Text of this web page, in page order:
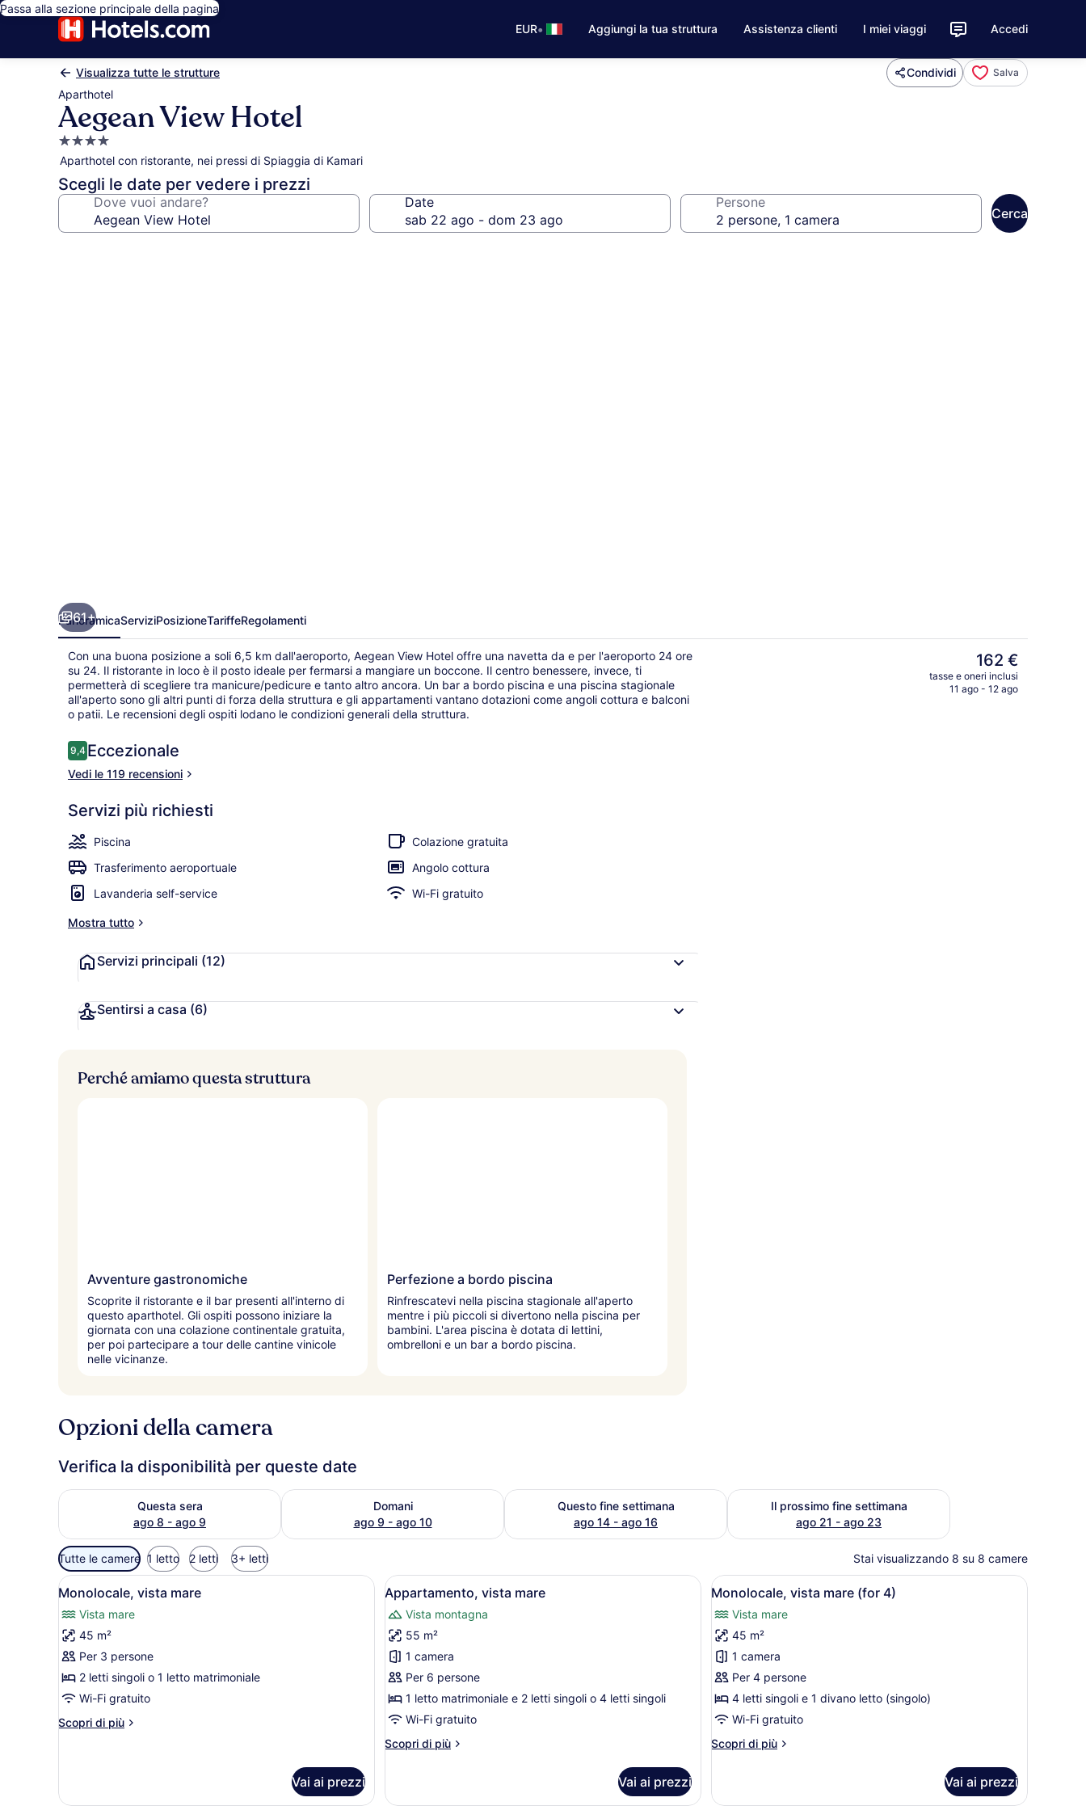
Passa alla sezione principale della pagina
EUR• Aggiungi la tua struttura Assistenza clienti I miei viaggi Accedi
Visualizza tutte le strutture Condividi Salva
Aparthotel
Aegean View Hotel
Struttura
a
4.0
stelle
Aparthotel con ristorante, nei pressi di Spiaggia di Kamari
Scegli le date per vedere i prezzi
Dove vuoi andare? Date Persone
Cerca
TV LCD Biancheria in cotone egiziano,
61+
PanoramicaServiziPosizioneTariffeRegolamenti
Con una buona posizione a soli 6,5 km dall'aeroporto, Aegean View Hotel offre una navetta da e per l'aeroporto 24 ore
su 24. Il ristorante in loco è il posto ideale per fermarsi a mangiare un boccone. Il centro benessere, invece, ti
permetterà di scegliere tra manicure/pedicure e tanto altro ancora. Un bar a bordo piscina e una piscina stagionale
all'aperto sono gli altri punti di forza della struttura e gli appartamenti vantano dotazioni come angoli cottura e balconi
o patii. Le recensioni degli ospiti lodano le condizioni generali della struttura.
Recensioni
9,49,4 su 10
Eccezionale
Vedi le 119 recensioni
Servizi più richiesti
Piscina
Colazione gratuita
Trasferimento aeroportuale
Angolo cottura
Lavanderia self-service
Wi-Fi gratuito
Mostra tutto
Servizi principali (12)
Sentirsi a casa (6)
Il
prezzo
attuale
162 €
tasse e oneri inclusi
11 ago - 12 ago
Perché amiamo questa struttura
Avventure gastronomiche
Scoprite il ristorante e il bar presenti all'interno di
questo aparthotel. Gli ospiti possono iniziare la
giornata con una colazione continentale gratuita,
per poi partecipare a tour delle cantine vinicole
nelle vicinanze.
Perfezione a bordo piscina
Rinfrescatevi nella piscina stagionale all'aperto
mentre i più piccoli si divertono nella piscina per
bambini. L'area piscina è dotata di lettini,
ombrelloni e un bar a bordo piscina.
Opzioni della camera
Verifica la disponibilità per queste date
Questa sera
ago 8 - ago 9
Verifica la disponibilità per questa sera, ago 8 - ago 9
Domani
ago 9 - ago 10
Verifica la disponibilità per domani, ago 9 - ago 10
Questo fine settimana
ago 14 - ago 16
Verifica la disponibilità per questo fine settimana, ago 14 - ago 16
Il prossimo fine settimana
ago 21 - ago 23
Verifica la disponibilità per il prossimo fine settimana,
Filtri
disponibili
per
le
camere
Tutte le camere 1 letto 2 letti 3+ letti Stai visualizzando 8 su 8 camere
Apri
tutte
le
foto
per
Monolocale,
vista
mare
Una camera da letto con un letto a baldacchino, un comodino con una lampada, una televisione e una piccola scrivania con una sedia.
11
Monolocale, vista mare
Vista mare
45 m²
Per 3 persone
2 letti singoli o 1 letto matrimoniale
Wi-Fi gratuito
Scopri di più
Altri
mare
Vai ai prezzi
Apri
tutte
le
foto
per
Appartamento,
vista
mare
Una camera da letto con due letti, una scala e una cucina sullo sfondo.
11
Appartamento, vista mare
Vista montagna
55 m²
1 camera
Per 6 persone
1 letto matrimoniale e 2 letti singoli o 4 letti singoli
Wi-Fi gratuito
Scopri di più
Altri
vista
Vai ai prezzi
Apri
tutte
le
foto
per
Monolocale,
vista
mare
4)
Camera d'hotel con tre letti in legno,
6
Monolocale, vista mare (for 4)
Vista mare
45 m²
1 camera
Per 4 persone
4 letti singoli e 1 divano letto (singolo)
Wi-Fi gratuito
Scopri di più
Altri
vista
Vai ai prezzi